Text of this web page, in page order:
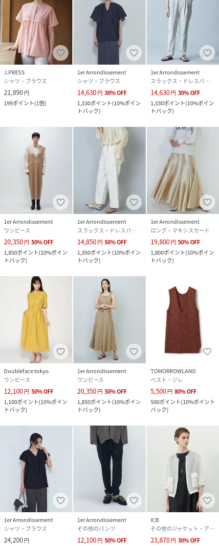
J.PRESS
シャツ・ブラウス
21,890円
199ポイント(1倍)
1er Arrondissement
シャツ・ブラウス
14,630円 30%OFF
1,330ポイント(10%ポイン
トバック)
1er Arrondissement
スラックス・ドレスパンツ
14,630円 30%OFF
1,330ポイント(10%ポイン
トバック)
1er Arrondissement
ワンピース
20,350円 50%OFF
1,850ポイント(10%ポイン
トバック)
1er Arrondissement
スラックス・ドレスパンツ
14,850円 50%OFF
1,350ポイント(10%ポイン
トバック)
1er Arrondissement
ロング・マキシスカート
19,800円 50%OFF
1,800ポイント(10%ポイン
トバック)
Doubleface tokyo
ワンピース
12,100円 50%OFF
1,100ポイント(10%ポイン
トバック)
1er Arrondissement
ワンピース
20,350円 50%OFF
1,850ポイント(10%ポイン
トバック)
TOMORROWLAND
ベスト・ジレ
5,500円 80%OFF
500ポイント(10%ポイント
バック)
1er Arrondissement
シャツ・ブラウス
24,200円
1er Arrondissement
その他のパンツ
12,100円 50%OFF
ICB
その他のジャケット・アウター
23,870円 30%OFF